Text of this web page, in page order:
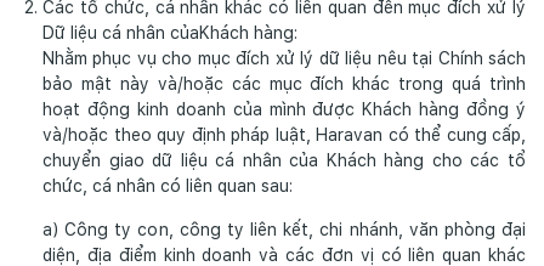
Các tổ chức, cá nhân khác có liên quan đến mục đích xử lý
Dữ liệu cá nhân củaKhách hàng:
Nhằm phục vụ cho mục đích xử lý dữ liệu nêu tại Chính sách
bảo mật này và/hoặc các mục đích khác trong quá trình
hoạt động kinh doanh của mình được Khách hàng đồng ý
và/hoặc theo quy định pháp luật, Haravan có thể cung cấp,
chuyển giao dữ liệu cá nhân của Khách hàng cho các tổ
chức, cá nhân có liên quan sau:
a) Công ty con, công ty liên kết, chi nhánh, văn phòng đại
diện, địa điểm kinh doanh và các đơn vị có liên quan khác